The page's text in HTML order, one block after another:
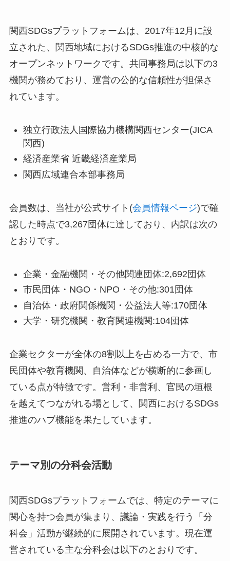
関西SDGsプラットフォームは、2017年12月に設
立された、関西地域におけるSDGs推進の中核的な
オープンネットワークです。共同事務局は以下の3
機関が務めており、運営の公的な信頼性が担保さ
れています。
独立行政法人国際協力機構関西センター(JICA
関西)
経済産業省 近畿経済産業局
関西広域連合本部事務局
会員数は、当社が公式サイト(会員情報ページ)で確
認した時点で3,267団体に達しており、内訳は次の
とおりです。
企業・金融機関・その他関連団体:2,692団体
市民団体・NGO・NPO・その他:301団体
自治体・政府関係機関・公益法人等:170団体
大学・研究機関・教育関連機関:104団体
企業セクターが全体の8割以上を占める一方で、市
民団体や教育機関、自治体などが横断的に参画し
ている点が特徴です。営利・非営利、官民の垣根
を越えてつながれる場として、関西におけるSDGs
推進のハブ機能を果たしています。
テーマ別の分科会活動
関西SDGsプラットフォームでは、特定のテーマに
関心を持つ会員が集まり、議論・実践を行う「分
科会」活動が継続的に展開されています。現在運
営されている主な分科会は以下のとおりです。